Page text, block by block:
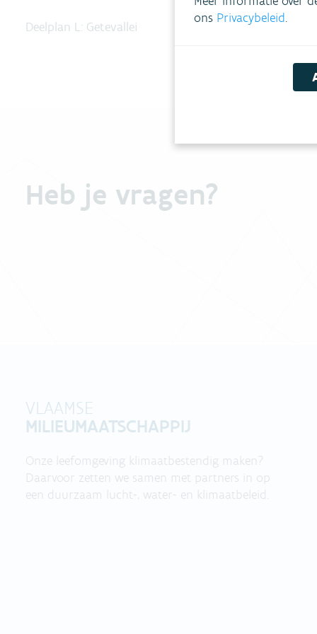
Deelplan L: Getevallei
Heb je vragen?
VLAAMSE
MILIEUMAATSCHAPPIJ
Onze leefomgeving klimaatbestendig maken?
Daarvoor zetten we samen met partners in op
een duurzaam lucht-, water- en klimaatbeleid.
ons Privacybeleid.